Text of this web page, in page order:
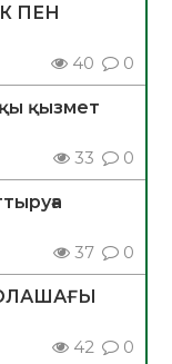
ПЕН
40 0
қызмет
33 0
37 0
42 0